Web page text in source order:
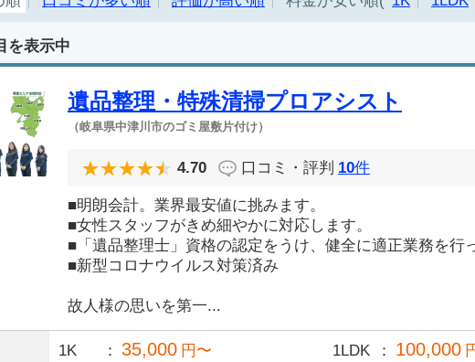
を表示中
遺品整理・特殊清掃プロアシスト
（岐阜県中津川市のゴミ屋敷片付け）
4.70 口コミ・評判 10件
■明朗会計。業界最安値に挑みます。
■女性スタッフがきめ細やかに対応します。
■「遺品整理士」資格の認定をうけ、健全に適正業務を行
■新型コロナウイルス対策済み
故人様の思いを第一...
1K 35,000 円〜 1LDK 100,000